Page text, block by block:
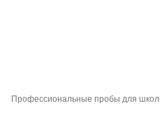
Профессиональные пробы для